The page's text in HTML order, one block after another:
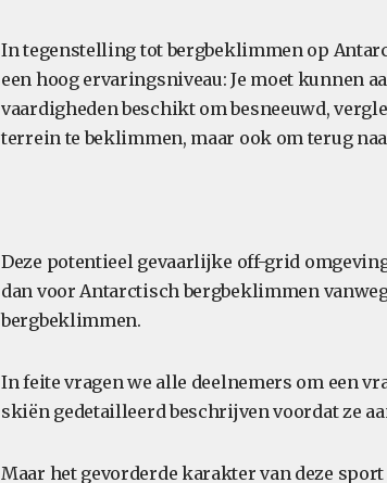
In tegenstelling tot bergbeklimmen op
een hoog ervaringsniveau: Je moet kunnen
vaardigheden beschikt om besneeuwd,
terrein te beklimmen, maar ook om terug
Deze potentieel gevaarlijke off-grid
dan voor Antarctisch bergbeklimmen
bergbeklimmen.
In feite vragen we alle deelnemers om een
skiën gedetailleerd beschrijven voordat ze
Maar het gevorderde karakter van deze